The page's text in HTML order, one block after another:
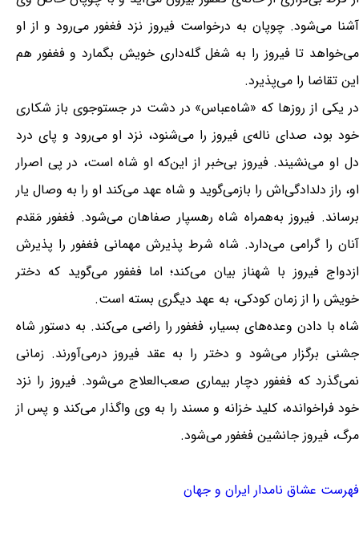
آشنا می‌شود. چوپان به درخواست فیروز نزد فغفور می‌رود و از او
می‌خواهد تا فیروز را به شغل گله‌داری خویش بگمارد و فغفور هم
این تقاضا را می‌پذیرد.
در یکی از روزها که «شاه‌عباس» در دشت در جستوجوی باز شکاری
خود بود، صدای نالە‌ی فیروز را می‌شنود، نزد او می‌رود و پای درد
دل او می‌نشیند. فیروز بی‌خبر از این‌که او شاه است، در پی اصرار
او، راز دلدادگی‌اش را بازمی‌گوید و شاه عهد می‌کند او را به وصال یار
برساند. فیروز به‌همراه شاه رهسپار صفاهان می‌شود. فغفور مَقدم
آنان را گرامی می‌دارد. شاه شرط پذیرش مهمانی فغفور را پذیرش
ازدواج فیروز با شهناز بیان می‌کند؛ اما فغفور می‌گوید که دختر
خویش را از زمان کودکی، به عهد دیگری بسته است.
شاه با دادن وعده‌های بسیار، فغفور را راضی می‌کند. به دستور شاه
جشنی برگزار می‌شود و دختر را به عقد فیروز درمی‌آورند. زمانی
نمی‌گذرد که فغفور دچار بیماری صعب‌العلاج می‌شود. فیروز را نزد
خود فراخوانده، کلید خزانه و مسند را به وی واگذار می‌کند و پس از
مرگ، فیروز جانشین فغفور می‌شود.
فهرست عشاق نامدار ایران و جهان